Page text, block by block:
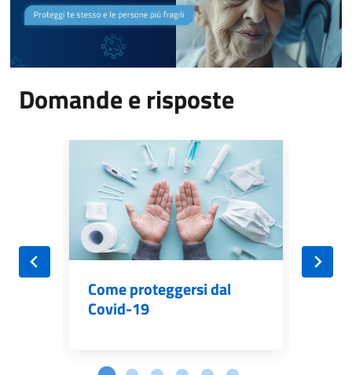
Domande e risposte
Come proteggersi dal
Covid-19